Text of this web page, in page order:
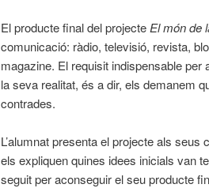
El producte final del projecte El món de
comunicació: ràdio, televisió, revista,
magazine. El requisit indispensable
la seva realitat, és a dir, els demanem
contrades.
L’alumnat presenta el projecte als
els expliquen quines idees inicials van
seguit per aconseguir el seu producte